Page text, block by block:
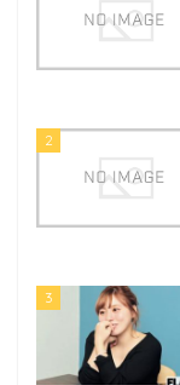
2
3